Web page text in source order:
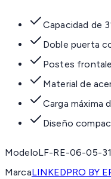
Capacidad de
Doble puerta
Postes
Material de
Carga máxima
Diseño
ModeloLF-RE-06-05-
MarcaLINKEDPRO BY